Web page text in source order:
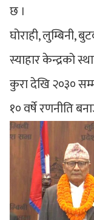
छ ।
घोराही, लुम्बिनी,
स्याहार केन्द्रको
कुरा देखि २०३०
१० वर्षे रणनीति